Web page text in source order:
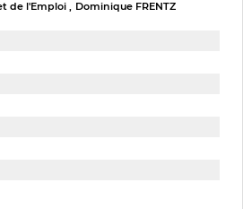
de l'Emploi Dominique FRENTZ